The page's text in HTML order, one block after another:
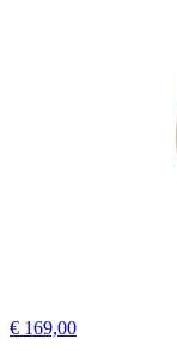
€ 169,00